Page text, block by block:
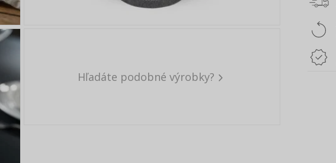
Hľadáte podobné výrobky?